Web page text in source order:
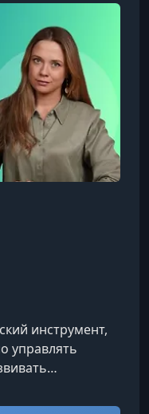
на
и
чтобы вы могли
инструмент,
управлять
скрытые
вам